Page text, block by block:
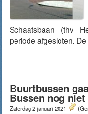
Schaatsbaan (thv
periode afgesloten.
Buurtbussen
Bussen nog
Zaterdag 2 januari 2021